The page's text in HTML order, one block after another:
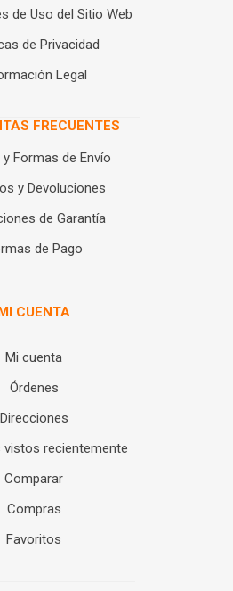
de Uso del Sitio Web
de Privacidad
Legal
FRECUENTES
Formas de Envío
y Devoluciones
de Garantía
de Pago
MI CUENTA
Mi cuenta
Órdenes
Direcciones
vistos recientemente
Comparar
Compras
Favoritos